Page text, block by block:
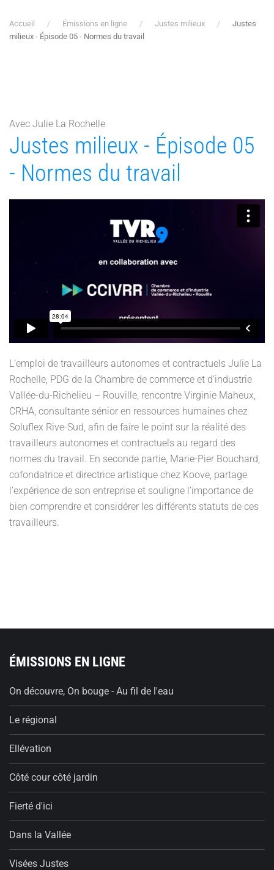
Accueil Émissions en ligne Justes milieux
Justes
milieux - Épisode 05 - Normes du travail
Avec Julie La Rochelle
Justes milieux - Épisode 05
- Normes du travail
L’emploi de travailleurs autonomes et contractuels Julie La
Rochelle, PDG de la Chambre de commerce et d’industrie
Vallée-du-Richelieu – Rouville, rencontre Virginie Maheux,
CRHA, consultante sénior en ressources humaines chez
Soluflex Rive-Sud, afin de faire le point sur la réalité des
travailleurs autonomes et contractuels au regard des
normes du travail. En seconde partie, Marie-Pier Bouchard,
cofondatrice et directrice artistique chez Koove, partage
l’expérience de son entreprise et souligne l’importance de
bien comprendre et considérer les différents statuts de ces
travailleurs.
ÉMISSIONS EN LIGNE
On découvre, On bouge - Au fil de l'eau
Le régional
Ellévation
Côté cour côté jardin
Fierté d'ici
Dans la Vallée
Visées Justes